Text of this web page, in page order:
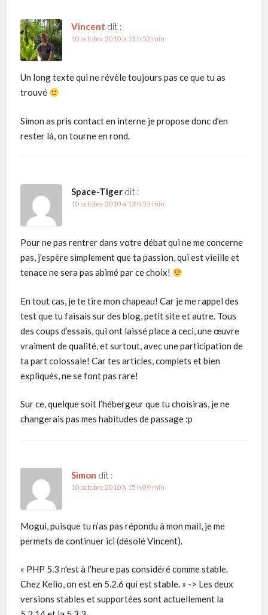
Vincent dit :
10 octobre 2010 à 13 h 52 min
Un long texte qui ne révèle toujours pas ce que tu as
trouvé
Simon as pris contact en interne je propose donc d’en
rester là, on tourne en rond.
Space-Tiger dit :
10 octobre 2010 à 13 h 55 min
Pour ne pas rentrer dans votre débat qui ne me concerne
pas, j’espère simplement que ta passion, qui est vieille et
tenace ne sera pas abimé par ce choix!
En tout cas, je te tire mon chapeau! Car je me rappel des
test que tu faisais sur des blog, petit site et autre. Tous
des coups d’essais, qui ont laissé place a ceci, une œuvre
vraiment de qualité, et surtout, avec une participation de
ta part colossale! Car tes articles, complets et bien
expliqués, ne se font pas rare!
Sur ce, quelque soit l’hébergeur que tu choisiras, je ne
changerais pas mes habitudes de passage :p
Simon dit :
10 octobre 2010 à 15 h 09 min
Mogui, puisque tu n’as pas répondu à mon mail, je me
permets de continuer ici (désolé Vincent).
« PHP 5.3 n’est à l’heure pas considéré comme stable.
Chez Kelio, on est en 5.2.6 qui est stable. » -> Les deux
versions stables et supportées sont actuellement la